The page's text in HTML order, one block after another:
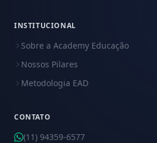
INSTITUCIONAL
Sobre a Academy Educação
Nossos Pilares
Metodologia EAD
CONTATO
(11) 94359-6577